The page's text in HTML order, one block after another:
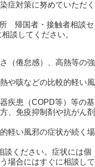
症対策に努めていただく
帰国者・接触者相談セ
談してください。
（倦怠感）、高熱等の強
や咳などの比較的軽い風
疾患（COPD等）等の基
、免疫抑制剤や抗がん剤
軽い風邪の症状が続く場
談ください。症状には個
場合にはすぐに相談して